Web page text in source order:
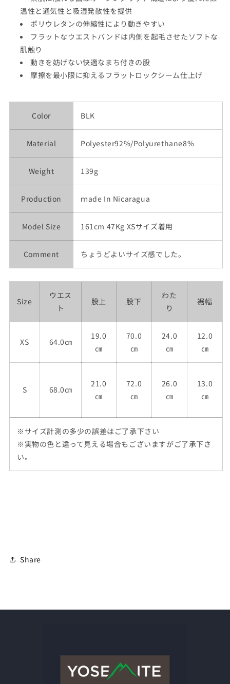
温性と通気性と吸湿発散性を提供
ポリウレタンの伸縮性により動きやすい
フラットなウエストバンドは内側を起毛させたソフトな
肌触り
動きを妨げない快適なまち付きの股
摩擦を最小限に抑えるフラットロックシーム仕上げ
Color BLK
Material Polyester92%/Polyurethane8%
Weight 139g
Production ｍade In Nicaragua
Model Size 161cm 47Kg XSサイズ着用
Comment ちょうどよいサイズ感でした。
Size
ウエス
ト
股上 股下
わた
り
裾幅
XS 64.0㎝
19.0
㎝
70.0
㎝
24.0
㎝
12.0
㎝
S 68.0㎝
21.0
㎝
72.0
㎝
26.0
㎝
13.0
㎝
※サイズ計測の多少の誤差はご了承下さい
※実物の色と違って見える場合もございますがご了承下さ
い。
Share